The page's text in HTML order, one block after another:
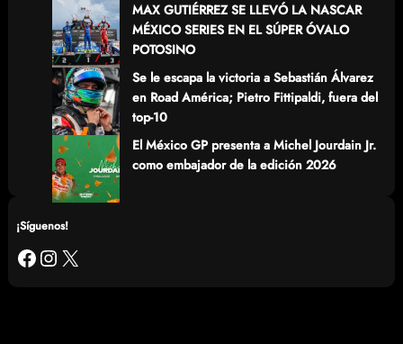
MAX GUTIÉRREZ SE LLEVÓ LA NASCAR
MÉXICO SERIES EN EL SÚPER ÓVALO
POTOSINO
Se le escapa la victoria a Sebastián Álvarez
en Road América; Pietro Fittipaldi, fuera del
top-10
El México GP presenta a Michel Jourdain Jr.
como embajador de la edición 2026
¡Síguenos!
Facebook Instagram X